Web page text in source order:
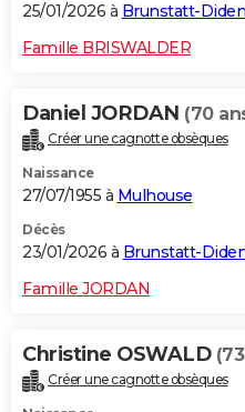
25/01/2026 à Brunstatt-
Famille BRISWALDER
Daniel JORDAN (70
Créer une cagnotte obsèques
Naissance
27/07/1955 à Mulhouse
Décès
23/01/2026 à Brunstatt-
Famille JORDAN
Christine OSWALD
Créer une cagnotte obsèques